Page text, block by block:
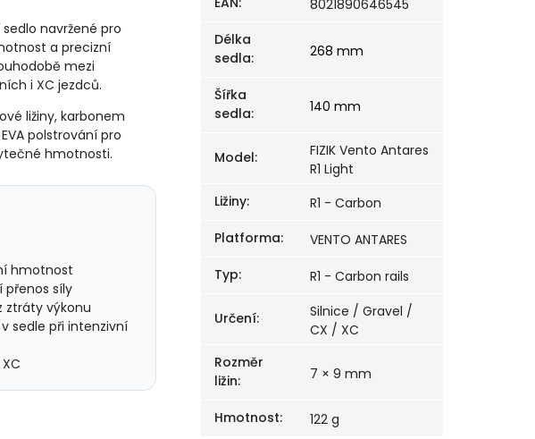
navržené pro
a precizní
mezi
i XC jezdců.
ližiny, karbonem
polstrování pro
hmotnosti.
hmotnost
přenos síly
ztráty výkonu
sedle při intenzivní
8021890646545
Délka
sedla: 268 mm
Šířka
sedla: 140 mm
Model:
FIZIK Vento Antares
R1 Light
Ližiny:
R1 - Carbon
Platforma:
VENTO ANTARES
Typ: R1 - Carbon rails
Určení:
Silnice / Gravel /
CX / XC
Rozměr
ližin: 7 × 9 mm
Hmotnost: 122 g